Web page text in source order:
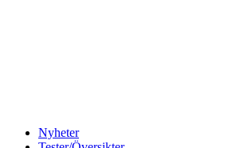
Nyheter